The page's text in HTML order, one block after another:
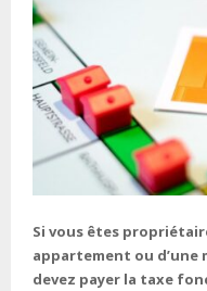
Si vous êtes
appartement ou d’une
devez payer la taxe